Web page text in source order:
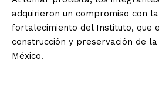
adquirieron un compromiso con
fortalecimiento del Instituto, que
construcción y preservación de
México.